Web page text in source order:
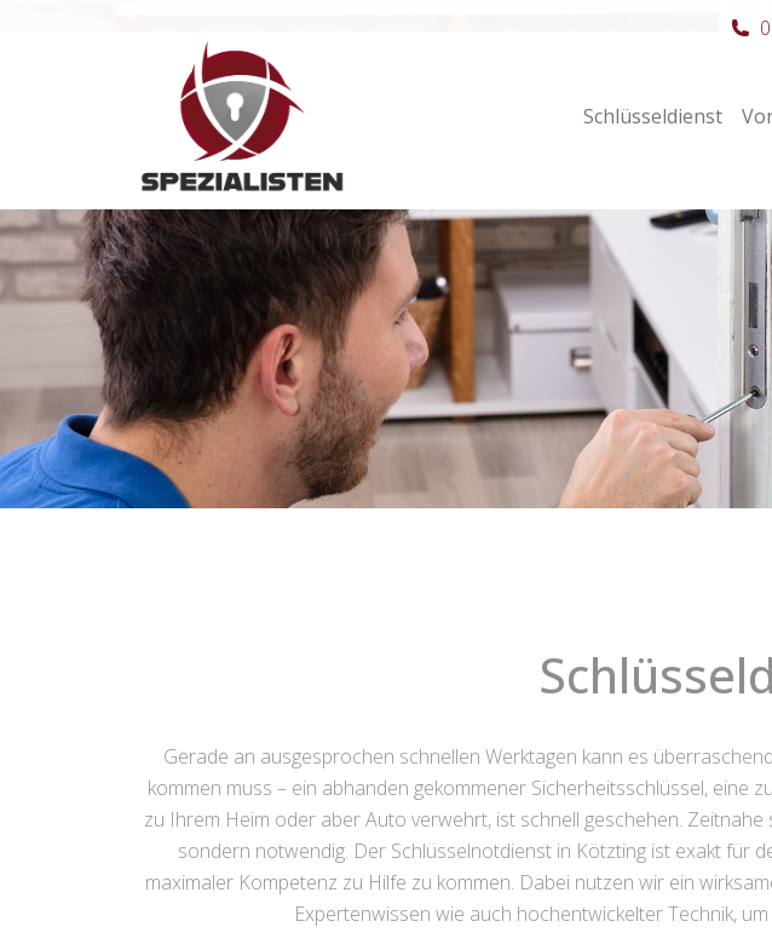
Hauptnavigation Schlüsseldienst
Gerade an ausgesprochen schnellen Werktagen kann es
kommen muss – ein abhanden gekommener Sicherheitsschlüssel, eine
zu Ihrem Heim oder aber Auto verwehrt, ist schnell geschehen.
sondern notwendig. Der Schlüsselnotdienst in Kötzting ist exakt für
maximaler Kompetenz zu Hilfe zu kommen. Dabei nutzen wir ein
Expertenwissen wie auch hochentwickelter Technik,